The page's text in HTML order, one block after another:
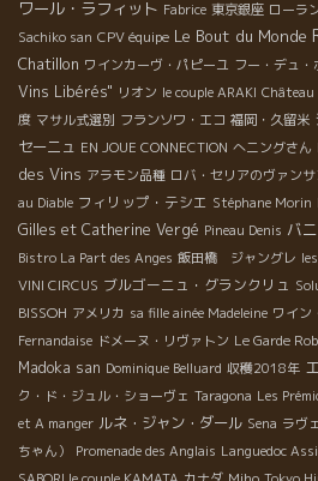
ワール・ラフィット Fabrice 東京銀座 ローラ
Sachiko san CPV équipe Le Bout du Monde
Chatillon ワインカーヴ・パピーユ フー・デュ・
Vins Libérés" リオン le couple ARAKI Château
度 マサル式選別 フランソワ・エコ 福岡・久留米
セーニュ EN JOUE CONNECTION へニングさん
des Vins アラモン品種 ロバ・セリアのヴァンサ
au Diable フィリップ・テシエ Stéphane Morin
Gilles et Catherine Vergé Pineau Denis バ
Bistro La Part des Anges 飯田橋 ジャングレ
VINI CIRCUS ブルゴーニュ・グランクリュ
BISSOH アメリカ sa fille ainée Madeleine ワイン
Fernandaise ドメーヌ・リヴァトン Le Garde
Madoka san Dominique Belluard 収穫2018年
ク・ド・ジュル・ショーヴェ Taragona Les
et A manger ルネ・ジャン・ダール Sena ラヴ
ちゃん）
Promenade des Anglais Languedoc